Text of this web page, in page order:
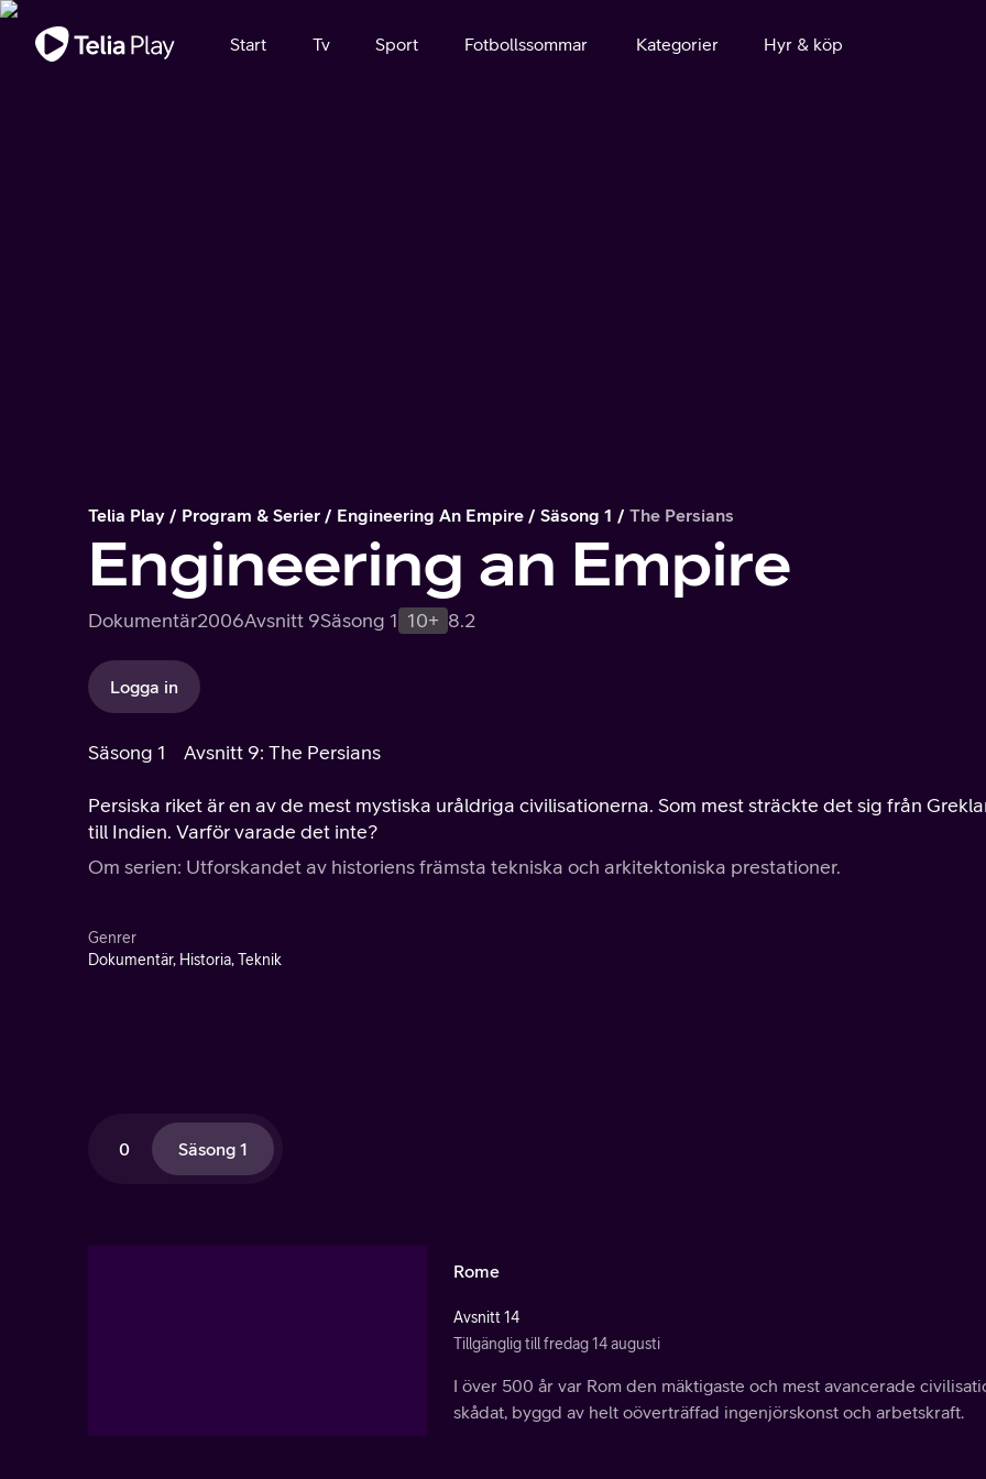
Viktigt meddelande
Start Tv Sport Fotbollssommar Kategorier Hyr & köp
Telia Play Program & Serier Engineering An Empire Säsong 1 The Persians
Engineering an Empire
Dokumentär2006Avsnitt 9Säsong 1 10+ 8.2
Logga in
Säsong 1 Avsnitt 9: The Persians
Persiska riket är en av de mest mystiska uråldriga civilisationerna. Som mest sträckte det sig från
till Indien. Varför varade det inte?
Om serien: Utforskandet av historiens främsta tekniska och arkitektoniska prestationer.
Genrer
Dokumentär, Historia, Teknik
0 Säsong 1
Rome
Avsnitt 14
Tillgänglig till fredag 14 augusti
I över 500 år var Rom den mäktigaste och mest avancerade
skådat, byggd av helt oöverträffad ingenjörskonst och arbetskraft.